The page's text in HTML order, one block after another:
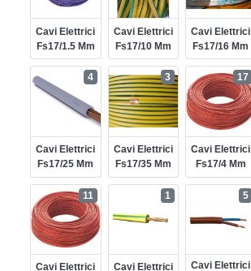
Cavi Elettrici
Fs17/1.5 Mm
Cavi Elettrici
Fs17/10 Mm
Cavi Elettrici
Fs17/16 Mm
Cavi Elettrici
Fs17/25 Mm
4
Cavi Elettrici
Fs17/35 Mm
3
Cavi Elettrici
Fs17/4 Mm
17
Cavi Elettrici
11
Cavi Elettrici
1
Cavi Elettrici
5